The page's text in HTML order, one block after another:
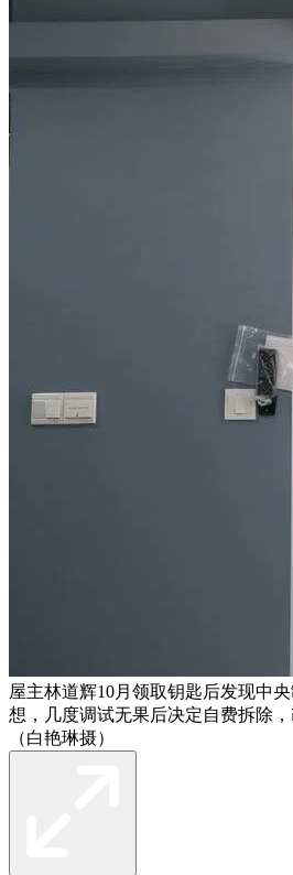
屋主林道辉10月领取钥匙后发现中
想，几度调试无果后决定自费拆除，
（白艳琳摄）